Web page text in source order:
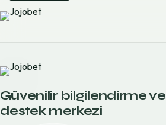
Güvenilir bilgilendirme ve
destek merkezi